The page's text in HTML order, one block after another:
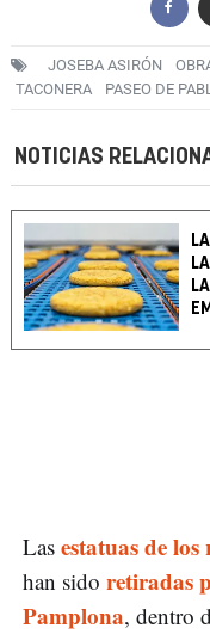
JOSEBA ASIRÓN
TACONERA
PASEO DE
NOTICIAS
Las estatuas de los
han sido retiradas
Pamplona, dentro